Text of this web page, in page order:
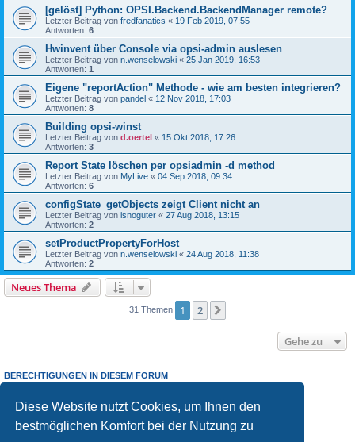
Diese Website nutzt Cookies, um Ihnen den
bestmöglichen Komfort bei der Nutzung zu
[gelöst] Python: OPSI.Backend.BackendManager remote?
Letzter Beitrag von fredfanatics « 19 Feb 2019, 07:55
Antworten: 6
Hwinvent über Console via opsi-admin auslesen
Letzter Beitrag von n.wenselowski « 25 Jan 2019, 16:53
Antworten: 1
Eigene "reportAction" Methode - wie am besten integrieren?
Letzter Beitrag von pandel « 12 Nov 2018, 17:03
Antworten: 8
Building opsi-winst
Letzter Beitrag von d.oertel « 15 Okt 2018, 17:26
Antworten: 3
Report State löschen per opsiadmin -d method
Letzter Beitrag von MyLive « 04 Sep 2018, 09:34
Antworten: 6
configState_getObjects zeigt Client nicht an
Letzter Beitrag von isnoguter « 27 Aug 2018, 13:15
Antworten: 2
setProductPropertyForHost
Letzter Beitrag von n.wenselowski « 24 Aug 2018, 11:38
Antworten: 2
Neues Thema
31 Themen 1 2
Gehe zu
BERECHTIGUNGEN IN DIESEM FORUM
Sie dürfen
keine
Antworten zu Themen in diesem Forum erstellen.
Sie dürfen Ihre Beiträge in diesem Forumnicht ändern.
Sie dürfen Ihre Beiträge in diesem Forumnichtlöschen.
keine